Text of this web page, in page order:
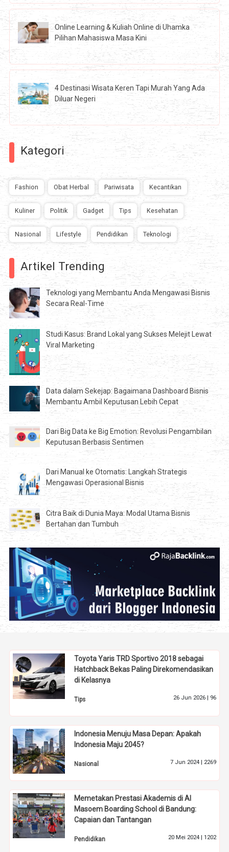
Online Learning & Kuliah Online di Uhamka
Pilihan Mahasiswa Masa Kini
4 Destinasi Wisata Keren Tapi Murah Yang Ada
Diluar Negeri
Kategori
Fashion Obat Herbal Pariwisata Kecantikan
Kuliner Politik Gadget Tips Kesehatan
Nasional Lifestyle Pendidikan Teknologi
Artikel Trending
Teknologi yang Membantu Anda Mengawasi Bisnis
Secara Real-Time
Studi Kasus: Brand Lokal yang Sukses Melejit Lewat
Viral Marketing
Data dalam Sekejap: Bagaimana Dashboard Bisnis
Membantu Ambil Keputusan Lebih Cepat
Dari Big Data ke Big Emotion: Revolusi Pengambilan
Keputusan Berbasis Sentimen
Dari Manual ke Otomatis: Langkah Strategis
Mengawasi Operasional Bisnis
Citra Baik di Dunia Maya: Modal Utama Bisnis
Bertahan dan Tumbuh
Toyota Yaris TRD Sportivo 2018 sebagai
Hatchback Bekas Paling Direkomendasikan
di Kelasnya
Tips 26 Jun 2026 | 96
Indonesia Menuju Masa Depan: Apakah
Indonesia Maju 2045?
Nasional 7 Jun 2024 | 2269
Memetakan Prestasi Akademis di Al
Masoem Boarding School di Bandung:
Capaian dan Tantangan
Pendidikan 20 Mei 2024 | 1202